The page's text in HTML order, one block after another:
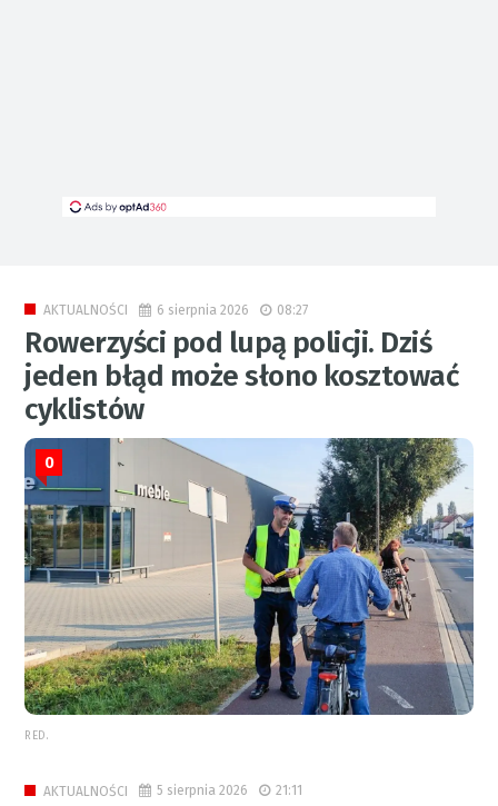
AKTUALNOŚCI 6 sierpnia 2026 08:27
Rowerzyści pod lupą policji. Dziś
jeden błąd może słono kosztować
cyklistów
0
RED.
AKTUALNOŚCI 5 sierpnia 2026 21:11